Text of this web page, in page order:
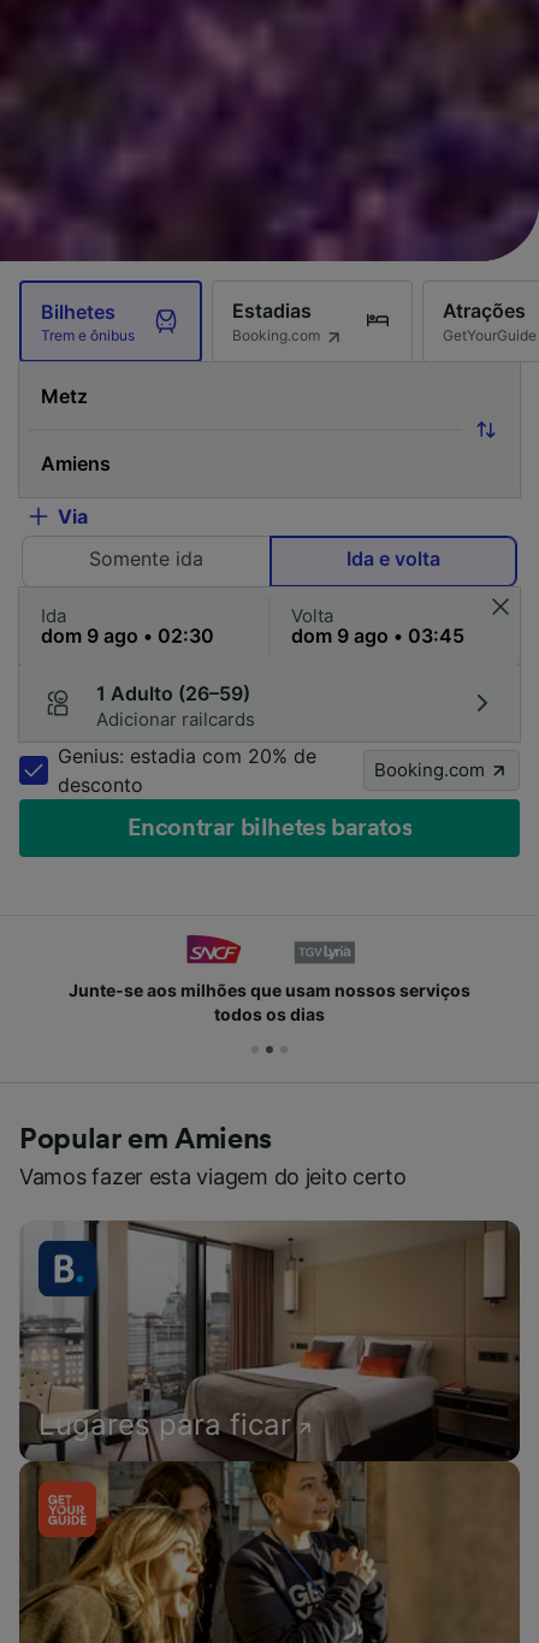
Bilhetes
Trem e ônibus
Estadias
Booking.com
Atrações
GetYourGuide
Via
Somente ida
Ida e volta
Ida Volta
1 Adulto (26–59)
Adicionar railcards
Genius: estadia com 20% de
desconto
Booking.com
Encontrar bilhetes baratos
Junte-se aos milhões que usam nossos serviços
todos os dias
Popular em Amiens
Vamos fazer esta viagem do jeito certo
Lugares para ficar